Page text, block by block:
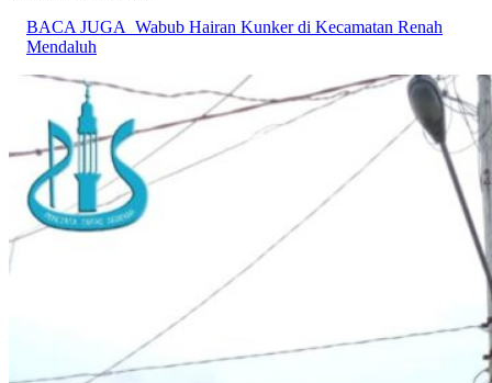
BACA JUGA Wabub Hairan Kunker di Kecamatan Renah
Mendaluh